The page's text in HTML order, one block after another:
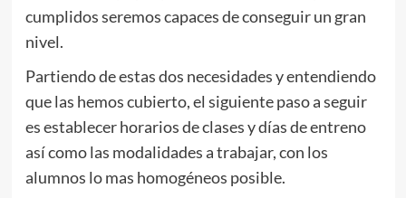
cumplidos seremos capaces de conseguir un gran
nivel.
Partiendo de estas dos necesidades y entendiendo
que las hemos cubierto, el siguiente paso a seguir
es establecer horarios de clases y días de entreno
así como las modalidades a trabajar, con los
alumnos lo mas homogéneos posible.